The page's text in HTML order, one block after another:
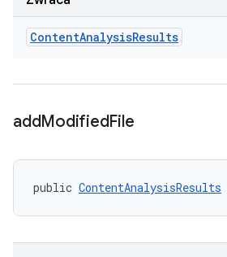
ContentAnalysisResults
addModifiedFile
public ContentAnalysisResults